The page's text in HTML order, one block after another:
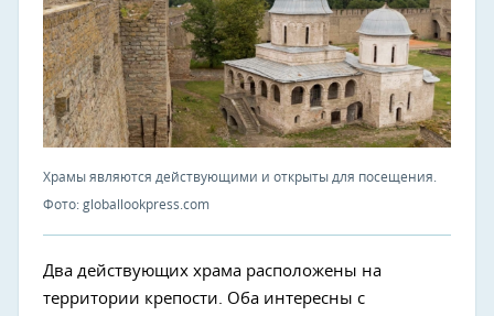
Храмы являются действующими и открыты для посещения.
Фото: globallookpress.com
Два действующих храма расположены на
территории крепости. Оба интересны с